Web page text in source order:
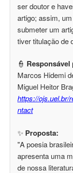
ser doutor e
artigo; assim,
submeter um
tiver titulação de
👮
Marcos Hidemi
Miguel Heitor
https://ojs.uel.br/
ntact
✨ Proposta:
"A poesia
apresenta uma
de nossa